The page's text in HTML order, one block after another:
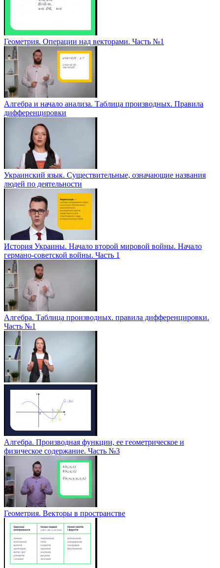
Геометрия. Операции над векторами. Часть №1
Алгебра и начало анализа. Таблица производных. Правила
дифференцировки
Украинский язык. Существительные, означающие названия
людей по деятельности
История Украины. Начало второй мировой войны. Начало
германо-советской войны. Часть 1
Алгебра. Таблица производных. правила дифференцировки.
Часть №1
Алгебра. Производная функции, ее геометрическое и
физическое содержание. Часть №3
Геометрия. Векторы в пространстве